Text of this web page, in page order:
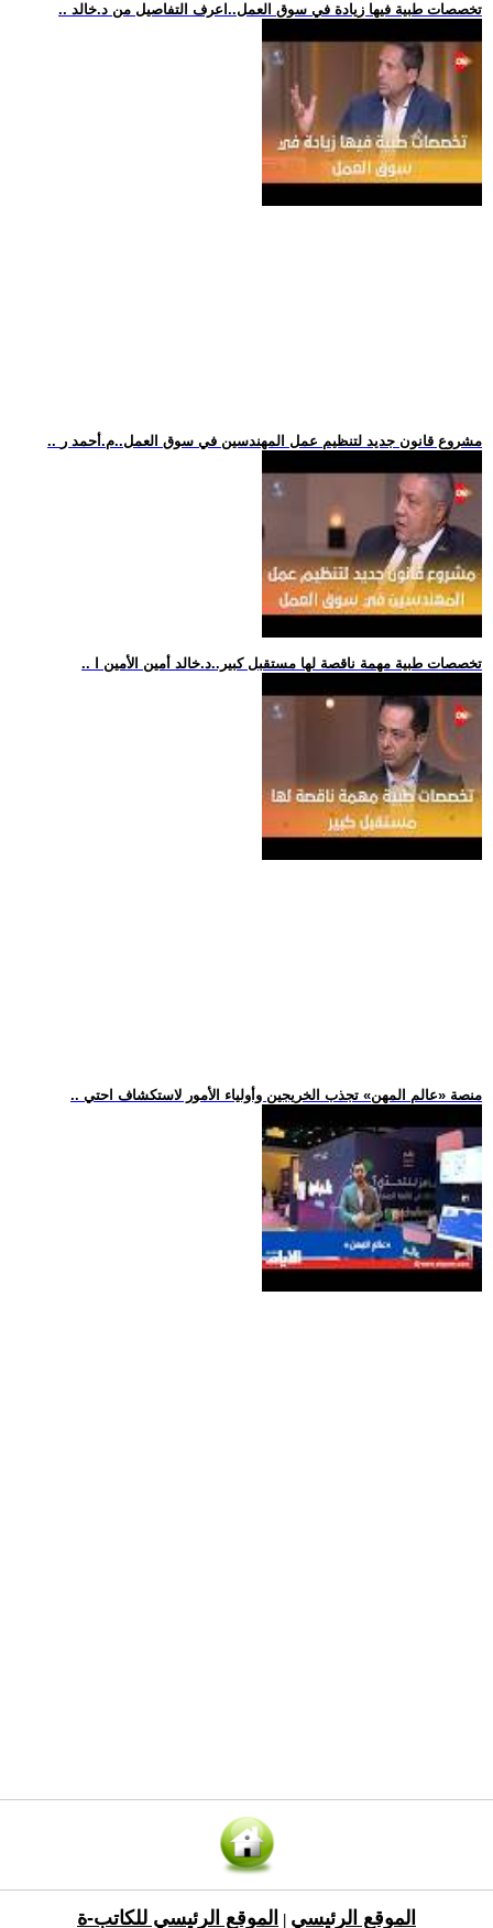
.. تخصصات طبية فيها زيادة في سوق العمل..اعرف التفاصيل من د.خالد
.. مشروع قانون جديد لتنظيم عمل المهندسين في سوق العمل..م.أحمد ر
.. تخصصات طبية مهمة ناقصة لها مستقبل كبير..د.خالد أمين الأمين ا
.. منصة «عالم المهن» تجذب الخريجين وأولياء الأمور لاستكشاف احتي
الموقع الرئيسي الموقع الرئيسي للكاتب-ة